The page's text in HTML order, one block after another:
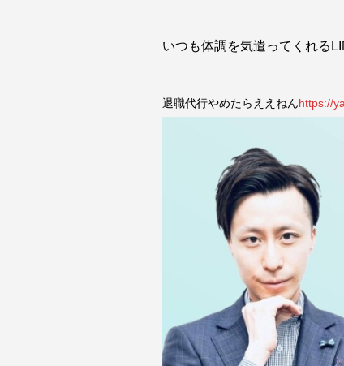
いつも体調を気遣ってくれる
退職代行やめたらええねんhttps://